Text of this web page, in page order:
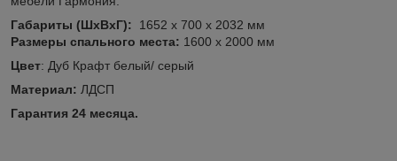
Габариты (ШхВхГ):
1652 х 700 х 2032 мм
Размеры спального места: 1600 х 2000 мм
Цвет: Дуб Крафт белый/ серый
Материал: ЛДСП
Гарантия 24 месяца.